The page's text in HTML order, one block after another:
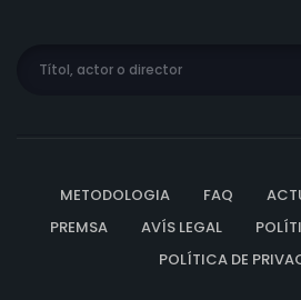
METODOLOGIA FAQ
PREMSA
AVÍS LEGAL
POLÍTICA DE